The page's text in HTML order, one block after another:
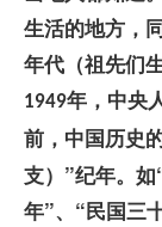
生活的地方，
年代（祖先们
1949年，中央
前，中国历史
支）”纪年。
年”、“民国三